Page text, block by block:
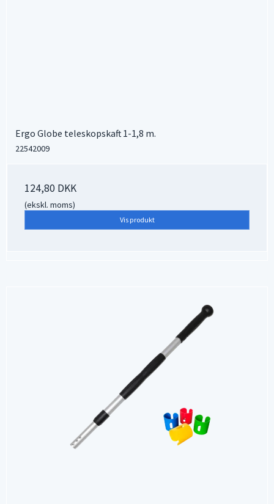
Ergo Globe teleskopskaft 1-1,8 m.
22542009
124,80 DKK
(ekskl. moms)
Vis produkt